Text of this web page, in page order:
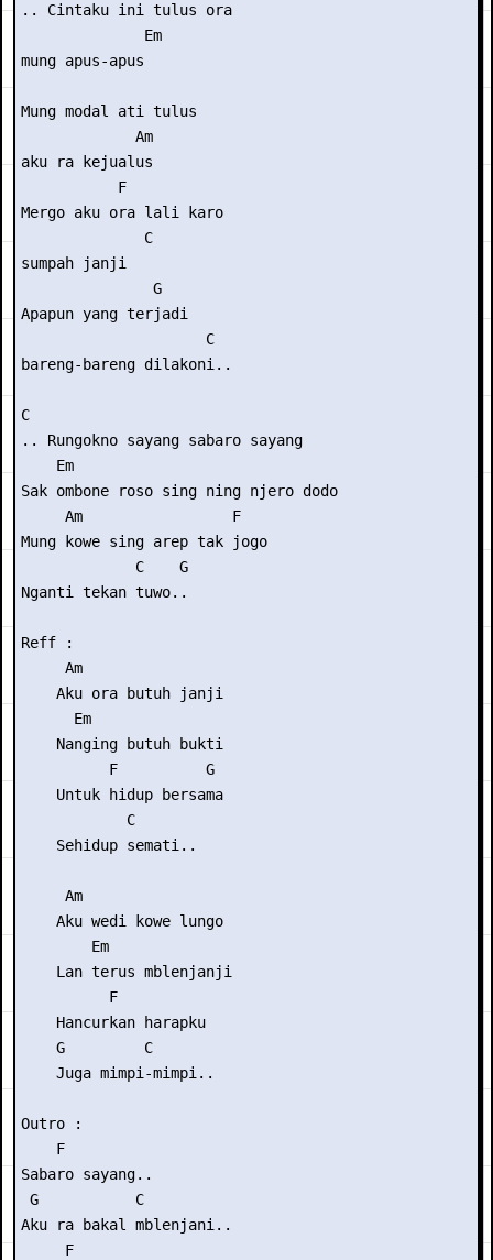
.. Cintaku ini tulus ora
              Em
mung apus-apus
Mung modal ati tulus
             Am
aku ra kejualus
           F
Mergo aku ora lali karo
              C
sumpah janji
               G
Apapun yang terjadi
                     C
bareng-bareng dilakoni..
C
.. Rungokno sayang sabaro sayang
    Em
Sak ombone roso sing ning njero dodo
     Am                 F
Mung kowe sing arep tak jogo
             C    G
Nganti tekan tuwo..
Reff :
     Am
    Aku ora butuh janji
      Em
    Nanging butuh bukti
          F          G
    Untuk hidup bersama
            C
    Sehidup semati..
     Am
    Aku wedi kowe lungo
        Em
    Lan terus mblenjanji
          F
    Hancurkan harapku
    G         C
    Juga mimpi-mimpi..
Outro :
    F
Sabaro sayang..
G           C
Aku ra bakal mblenjani..
     F